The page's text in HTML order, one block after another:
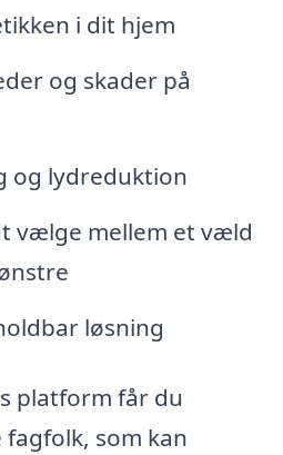
i dit hjem
og skader på
og lydreduktion
vælge mellem et væld
løsning
platform får du
som kan